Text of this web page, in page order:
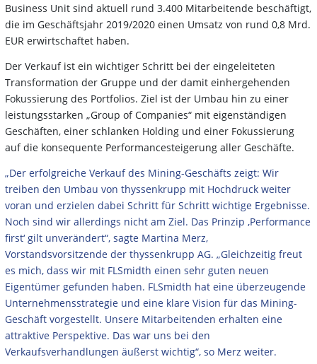
Business Unit sind aktuell rund 3.400 Mitarbeitende beschäftigt,
die im Geschäftsjahr 2019/2020 einen Umsatz von rund 0,8 Mrd.
EUR erwirtschaftet haben.
Der Verkauf ist ein wichtiger Schritt bei der eingeleiteten
Transformation der Gruppe und der damit einhergehenden
Fokussierung des Portfolios. Ziel ist der Umbau hin zu einer
leistungsstarken „Group of Companies“ mit eigenständigen
Geschäften, einer schlanken Holding und einer Fokussierung
auf die konsequente Performancesteigerung aller Geschäfte.
„Der erfolgreiche Verkauf des Mining-Geschäfts zeigt: Wir
treiben den Umbau von thyssenkrupp mit Hochdruck weiter
voran und erzielen dabei Schritt für Schritt wichtige Ergebnisse.
Noch sind wir allerdings nicht am Ziel. Das Prinzip ‚Performance
first‘ gilt unverändert“, sagte Martina Merz,
Vorstandsvorsitzende der thyssenkrupp AG. „Gleichzeitig freut
es mich, dass wir mit FLSmidth einen sehr guten neuen
Eigentümer gefunden haben. FLSmidth hat eine überzeugende
Unternehmensstrategie und eine klare Vision für das Mining-
Geschäft vorgestellt. Unsere Mitarbeitenden erhalten eine
attraktive Perspektive. Das war uns bei den
Verkaufsverhandlungen äußerst wichtig“, so Merz weiter.